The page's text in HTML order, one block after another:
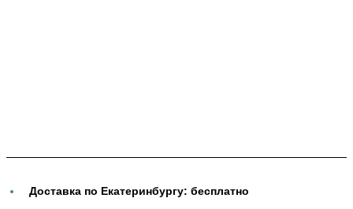
Доставка по Екатеринбургу: бесплатно